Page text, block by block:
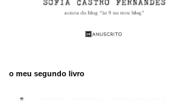
o meu segundo livro